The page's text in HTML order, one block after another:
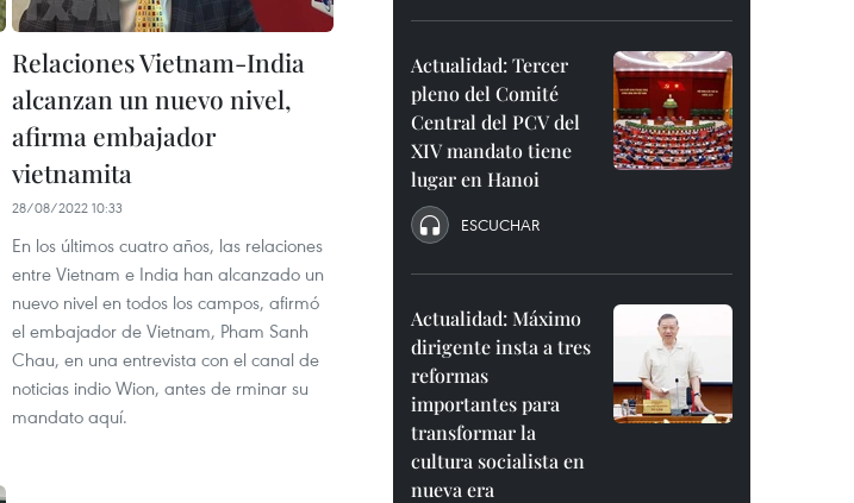
Relaciones Vietnam-India
alcanzan un nuevo nivel,
afirma embajador
vietnamita
28/08/2022 10:33
En los últimos cuatro años, las relaciones
entre Vietnam e India han alcanzado un
nuevo nivel en todos los campos, afirmó
el embajador de Vietnam, Pham Sanh
Chau, en una entrevista con el canal de
noticias indio Wion, antes de rminar su
mandato aquí.
Actualidad: Tercer
pleno del Comité
Central del PCV del
XIV mandato tiene
lugar en Hanoi
ESCUCHAR
Actualidad: Máximo
dirigente insta a tres
reformas
importantes para
transformar la
cultura socialista en
nueva era